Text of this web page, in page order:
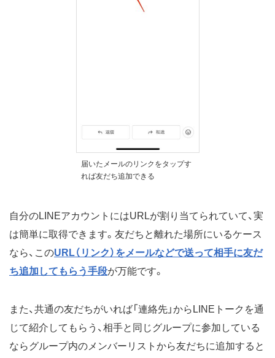
届いたメールのリンクをタップす
れば友だち追加できる
自分のLINEアカウントにはURLが割り当てられていて、実
は簡単に取得できます。友だちと離れた場所にいるケース
なら、このURL（リンク）をメールなどで送って相手に友だ
ち追加してもらう手段が万能です。
また、共通の友だちがいれば「連絡先」からLINEトークを通
じて紹介してもらう、相手と同じグループに参加している
ならグループ内のメンバーリストから友だちに追加すると